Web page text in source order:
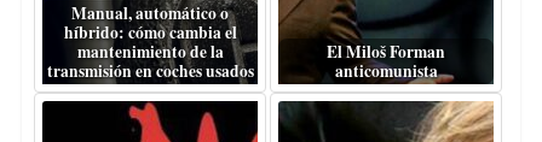
Manual, automático o
híbrido: cómo cambia el
mantenimiento de la
transmisión en coches usados
El Miloš Forman
anticomunista